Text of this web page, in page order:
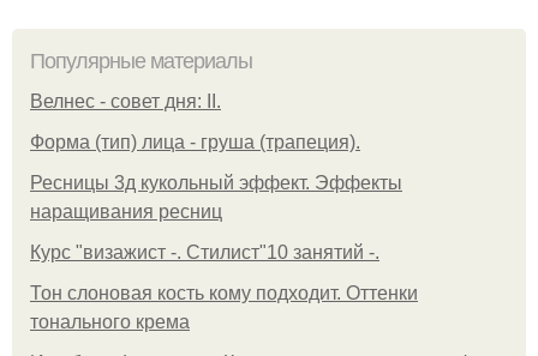
Популярные материалы
Велнес - совет дня: II.
Форма (тип) лица - груша (трапеция).
Ресницы 3д кукольный эффект. Эффекты
наращивания ресниц
Курс "визажист -. Стилист"10 занятий -.
Тон слоновая кость кому подходит. Оттенки
тонального крема